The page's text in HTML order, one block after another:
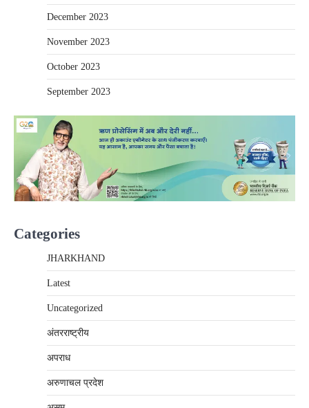
December 2023
November 2023
October 2023
September 2023
Categories
JHARKHAND
Latest
Uncategorized
अंतरराष्‍ट्रीय
अपराध
अरुणाचल प्रदेश